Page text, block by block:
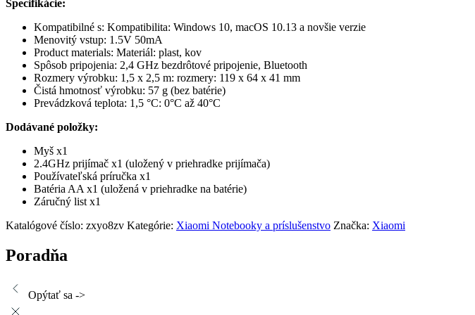
Špecifikácie:
Kompatibilné s: Kompatibilita: Windows 10, macOS 10.13 a novšie verzie
Menovitý vstup: 1.5V 50mA
Product materials: Materiál: plast, kov
Spôsob pripojenia: 2,4 GHz bezdrôtové pripojenie, Bluetooth
Rozmery výrobku: 1,5 x 2,5 m: rozmery: 119 x 64 x 41 mm
Čistá hmotnosť výrobku: 57 g (bez batérie)
Prevádzková teplota: 1,5 °C: 0°C až 40°C
Dodávané položky:
Myš x1
2.4GHz prijímač x1 (uložený v priehradke prijímača)
Používateľská príručka x1
Batéria AA x1 (uložená v priehradke na batérie)
Záručný list x1
Katalógové číslo: zxyo8zv Kategórie: Xiaomi Notebooky a príslušenstvo Značka: Xiaomi
Poradňa
Opýtať sa ->